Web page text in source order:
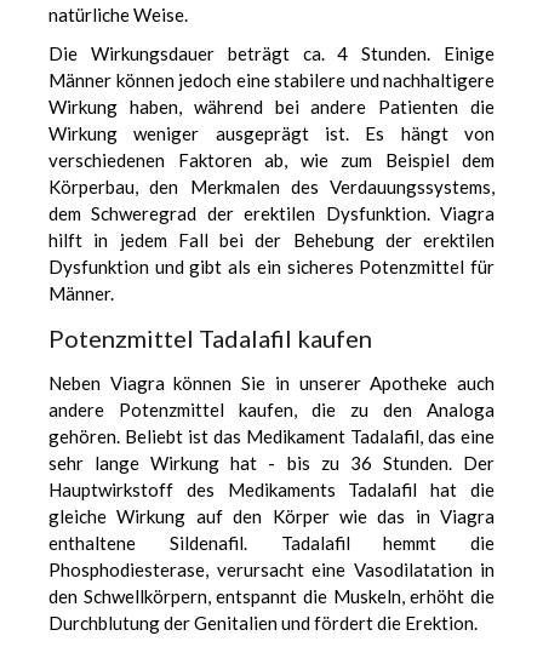
natürliche Weise.
Die Wirkungsdauer beträgt ca. 4 Stunden. Einige
Männer können jedoch eine stabilere und nachhaltigere
Wirkung haben, während bei andere Patienten die
Wirkung weniger ausgeprägt ist. Es hängt von
verschiedenen Faktoren ab, wie zum Beispiel dem
Körperbau, den Merkmalen des Verdauungssystems,
dem Schweregrad der erektilen Dysfunktion. Viagra
hilft in jedem Fall bei der Behebung der erektilen
Dysfunktion und gibt als ein sicheres Potenzmittel für
Männer.
Potenzmittel Tadalafil kaufen
Neben Viagra können Sie in unserer Apotheke auch
andere Potenzmittel kaufen, die zu den Analoga
gehören. Beliebt ist das Medikament Tadalafil, das eine
sehr lange Wirkung hat - bis zu 36 Stunden. Der
Hauptwirkstoff des Medikaments Tadalafil hat die
gleiche Wirkung auf den Körper wie das in Viagra
enthaltene Sildenafil. Tadalafil hemmt die
Phosphodiesterase, verursacht eine Vasodilatation in
den Schwellkörpern, entspannt die Muskeln, erhöht die
Durchblutung der Genitalien und fördert die Erektion.